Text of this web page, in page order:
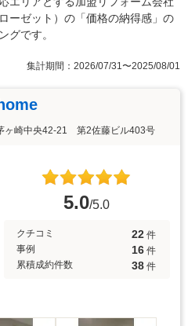
ーゼット）の「価格の納得感」の
グです。
集計期間：2026/07/31〜2025/08/01
ヶ崎中央42-21 第2佐藤ビル403号
5.0/5.0
クチコミ 22 件
事例
16 件
累積成約件数
38 件